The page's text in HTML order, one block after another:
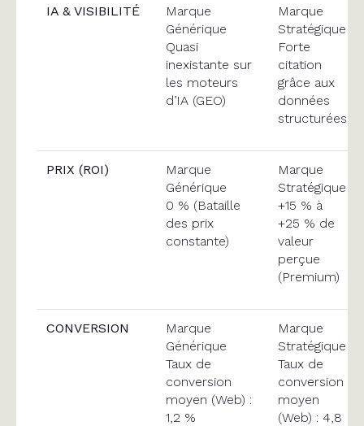
IA & VISIBILITÉ
Marque
Générique
Quasi
inexistante sur
les moteurs
d’IA (GEO)
Marque
Stratégique
Forte
citation
grâce aux
données
structurées
PRIX (ROI)
Marque
Générique
0 % (Bataille
des prix
constante)
Marque
Stratégique
+15 % à
+25 % de
valeur
perçue
(Premium)
CONVERSION
Marque
Générique
Taux de
conversion
moyen (Web) :
1,2 %
Marque
Stratégique
Taux de
conversion
moyen
(Web) : 4,8